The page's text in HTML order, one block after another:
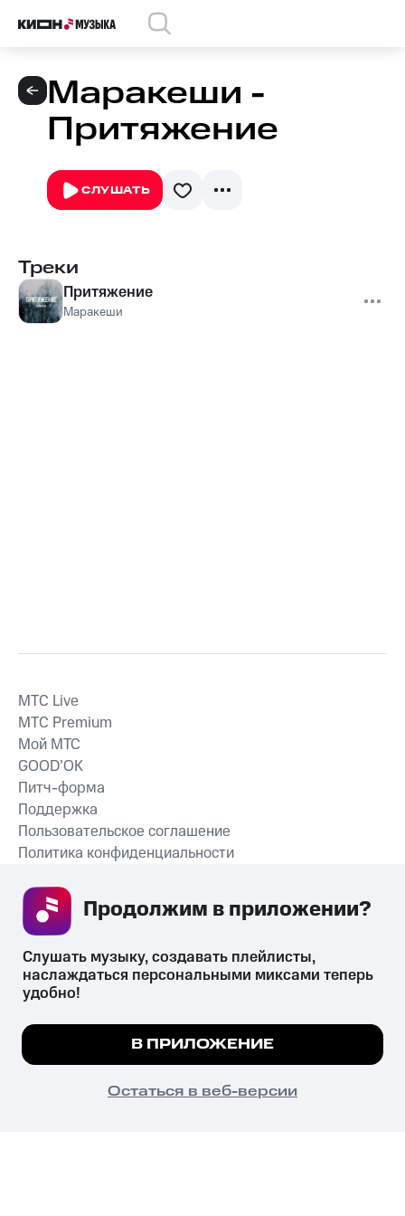
Маракеши -
Притяжение
СЛУШАТЬ
Треки
Притяжение
Маракеши
СКАЧАТЬ ПРИЛОЖЕНИЕ
MTС Live
MTС Premium
Мой МТС
GOOD’OK
Питч-форма
Поддержка
Пользовательское соглашение
Политика конфиденциальности
психотропных веществ, их аналогов причиняет вред здоровью,
их незаконный оборот запрещён и влечёт установленную
законодательством ответственность.
© 2026 ООО «КИОН».
Все права защищены
Мы используем куки, чтобы на сайте все
Подробнее
ПОНЯТНО
Слушать музыку, создавать плейлисты,
наслаждаться персональными миксами теперь
удобно!
В ПРИЛОЖЕНИЕ
Остаться в веб-версии